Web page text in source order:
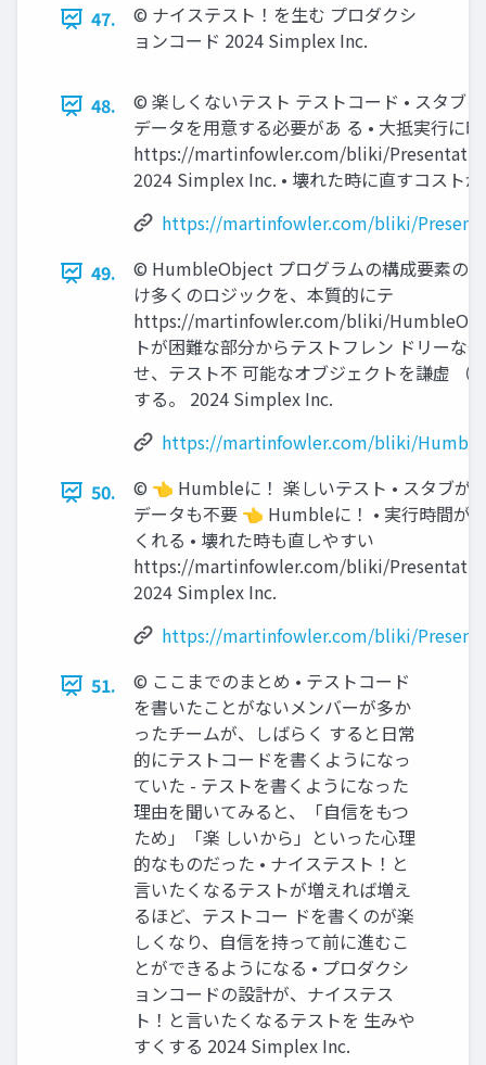
47.
©︎ ナイステスト！を生む プロダクシ
ョンコード 2024 Simplex Inc.
48.
©︎ 楽しくないテスト テストコード • スタブ
データを用意する必要があ る • 大抵実行に
https://martinfowler.com/bliki/
2024 Simplex Inc. • 壊れた時に直すコスト
https://martinfowler.com/bliki/
49.
©︎ HumbleObject プログラムの構成要素の
け多くのロジックを、本質的にテ
https://martinfowler.com/bliki/
トが困難な部分からテストフレン ドリーな
せ、テスト不 可能なオブジェクトを謙虚 （
する。 2024 Simplex Inc.
https://martinfowler.com/bliki/
50.
©︎ 👈 Humbleに！ 楽しいテスト • スタブが
データも不要 👈 Humbleに！ • 実行時間が
くれる • 壊れた時も直しやすい
https://martinfowler.com/bliki/
2024 Simplex Inc.
https://martinfowler.com/bliki/
51.
©︎ ここまでのまとめ • テストコード
を書いたことがないメンバーが多か
ったチームが、しばらく すると日常
的にテストコードを書くようになっ
ていた - テストを書くようになった
理由を聞いてみると、「自信をもつ
ため」「楽 しいから」といった心理
的なものだった • ナイステスト！と
言いたくなるテストが増えれば増え
るほど、テストコー ドを書くのが楽
しくなり、自信を持って前に進むこ
とができるようになる • プロダクシ
ョンコードの設計が、ナイステス
ト！と言いたくなるテストを 生みや
すくする 2024 Simplex Inc.